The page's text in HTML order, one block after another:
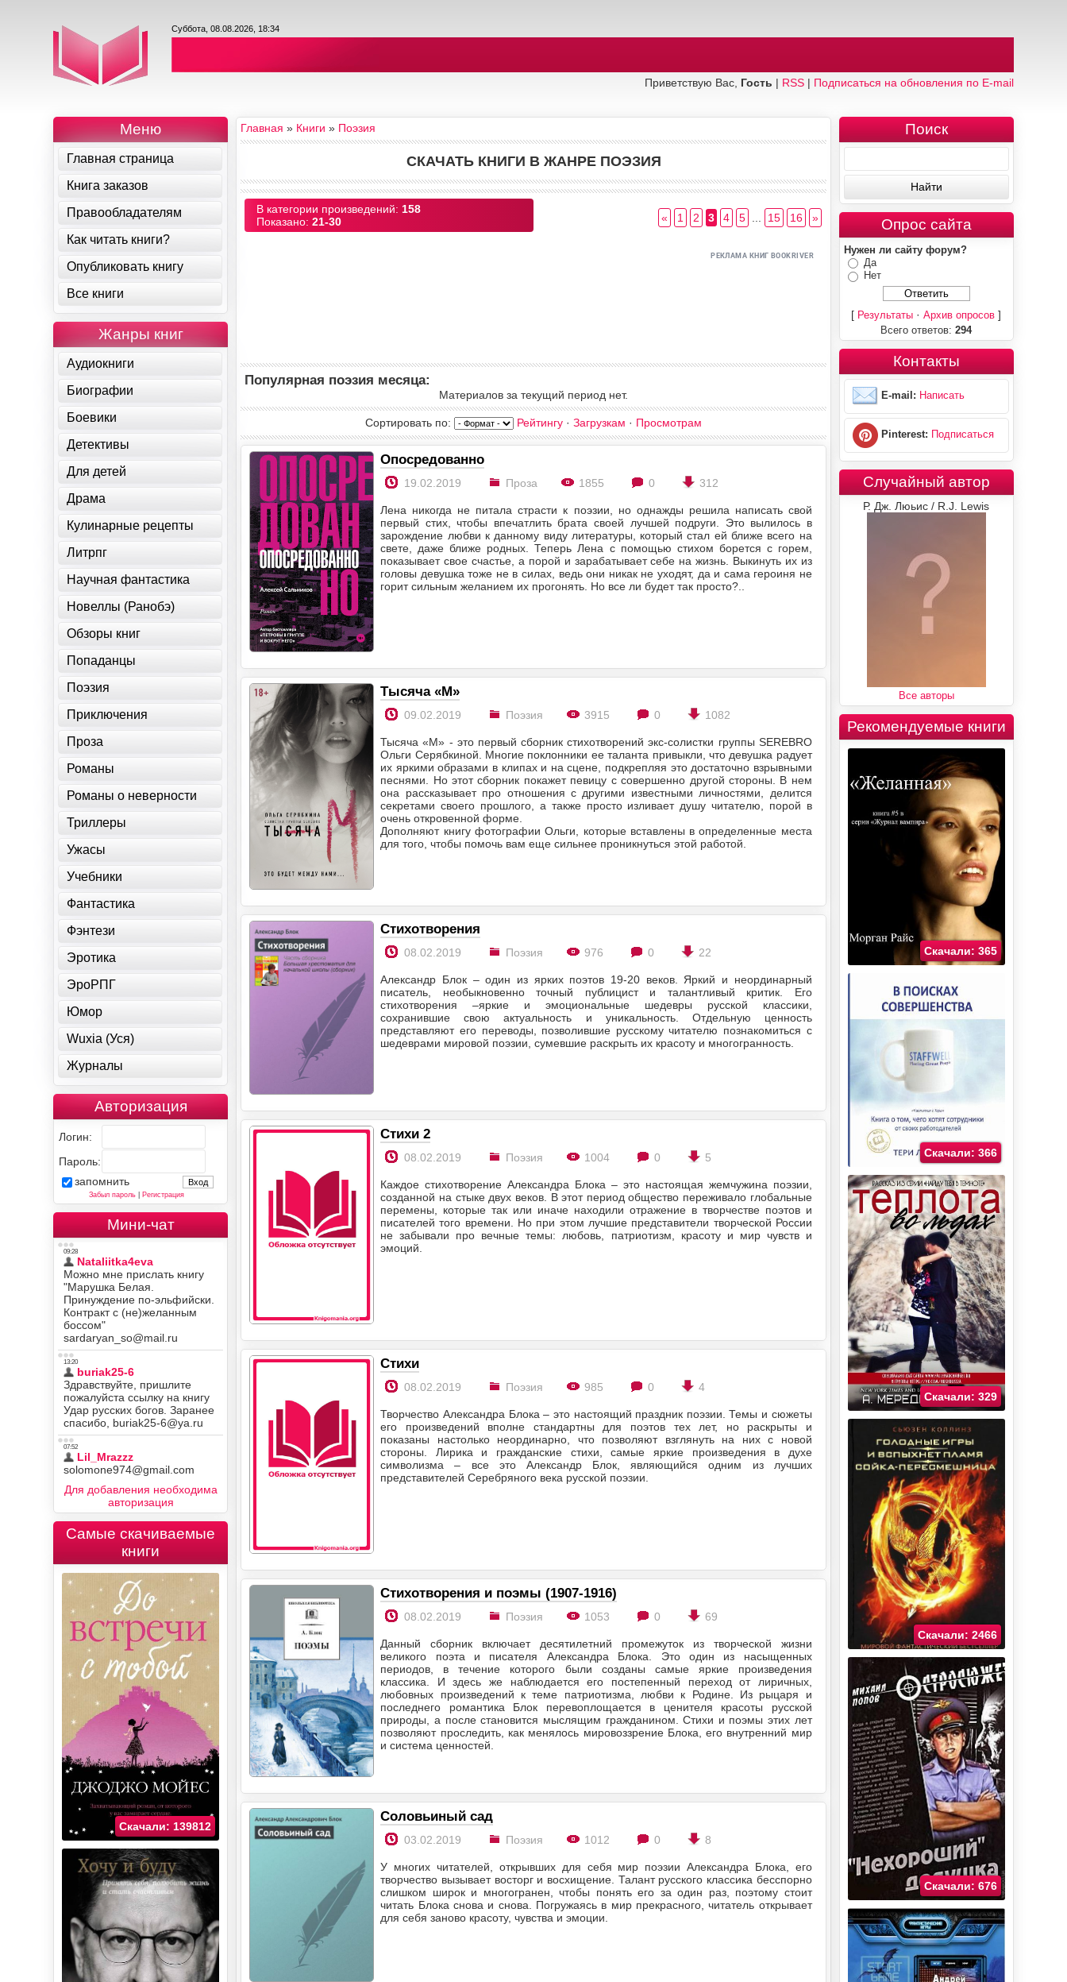
Суббота, 08.08.2026, 18:34
Приветствую Вас, Гость | RSS| Подписаться на обновления по E-mail
Главная » Книги » Поэзия
СКАЧАТЬ КНИГИ В ЖАНРЕ ПОЭЗИЯ
В категории произведений: 158
Показано:21-30 « 1 2 3 4 5 15 16 »
Популярная поэзия месяца:
Материалов за текущий период нет.
Сортировать по: Рейтингу · Загрузкам · Просмотрам
Опосредованно
19.02.2019 Проза 1855 0 312
Лена никогда не питала страсти к поэзии, но однажды решила написать свой
первый стих, чтобы впечатлить брата своей лучшей подруги. Это вылилось в
зарождение любви к данному виду литературы, который стал ей ближе всего на
свете, даже ближе родных. Теперь Лена с помощью стихом борется с горем,
показывает свое счастье, а порой и зарабатывает себе на жизнь. Выкинуть их из
головы девушка тоже не в силах, ведь они никак не уходят, да и сама героиня не
горит сильным желанием их прогонять. Но все ли будет так просто?..
Тысяча «М»
09.02.2019 Поэзия 3915 0 1082
Тысяча «M» - это первый сборник стихотворений экс-солистки группы SEREBRO
Ольги Серябкиной. Многие поклонники ее таланта привыкли, что девушка радует
их яркими образами в клипах и на сцене, подкрепляя это достаточно взрывными
песнями. Но этот сборник покажет певицу с совершенно другой стороны. В нем
она рассказывает про отношения с другими известными личностями, делится
секретами своего прошлого, а также просто изливает душу читателю, порой в
очень откровенной форме.
Дополняют книгу фотографии Ольги, которые вставлены в определенные места
для того, чтобы помочь вам еще сильнее проникнуться этой работой.
Стихотворения
08.02.2019 Поэзия 976 0 22
Александр Блок – один из ярких поэтов 19-20 веков. Яркий и неординарный
писатель, необыкновенно точный публицист и талантливый критик. Его
стихотворения –яркие и эмоциональные шедевры русской классики,
сохранившие свою актуальность и уникальность. Отдельную ценность
представляют его переводы, позволившие русскому читателю познакомиться с
шедеврами мировой поэзии, сумевшие раскрыть их красоту и многогранность.
Стихи 2
08.02.2019 Поэзия 1004 0 5
Каждое стихотворение Александра Блока – это настоящая жемчужина поэзии,
созданной на стыке двух веков. В этот период общество переживало глобальные
перемены, которые так или иначе находили отражение в творчестве поэтов и
писателей того времени. Но при этом лучшие представители творческой России
не забывали про вечные темы: любовь, патриотизм, красоту и мир чувств и
эмоций.
Стихи
08.02.2019 Поэзия 985 0 4
Творчество Александра Блока – это настоящий праздник поэзии. Темы и сюжеты
его произведений вполне стандартны для поэтов тех лет, но раскрыты и
показаны настолько неординарно, что позволяют взглянуть на них с новой
стороны. Лирика и гражданские стихи, самые яркие произведения в духе
символизма – все это Александр Блок, являющийся одним из лучших
представителей Серебряного века русской поэзии.
Стихотворения и поэмы (1907-1916)
08.02.2019 Поэзия 1053 0 69
Данный сборник включает десятилетний промежуток из творческой жизни
великого поэта и писателя Александра Блока. Это один из насыщенных
периодов, в течение которого были созданы самые яркие произведения
классика. И здесь же наблюдается его постепенный переход от лиричных,
любовных произведений к теме патриотизма, любви к Родине. Из рыцаря и
последнего романтика Блок перевоплощается в ценителя красоты русской
природы, а после становится мыслящим гражданином. Стихи и поэмы этих лет
позволяют проследить, как менялось мировоззрение Блока, его внутренний мир
и система ценностей.
Соловьиный сад
03.02.2019 Поэзия 1012 0 8
У многих читателей, открывших для себя мир поэзии Александра Блока, его
творчество вызывает восторг и восхищение. Талант русского классика бесспорно
слишком широк и многогранен, чтобы понять его за один раз, поэтому стоит
читать Блока снова и снова. Погружаясь в мир прекрасного, читатель открывает
для себя заново красоту, чувства и эмоции.
Меню
Главная страница
Книга заказов
Правообладателям
Как читать книги?
Опубликовать книгу
Все книги
Жанры книг
Аудиокниги
Биографии
Боевики
Детективы
Для детей
Драма
Кулинарные рецепты
Литрпг
Научная фантастика
Новеллы (Ранобэ)
Обзоры книг
Попаданцы
Поэзия
Приключения
Проза
Романы
Романы о неверности
Триллеры
Ужасы
Учебники
Фантастика
Фэнтези
Эротика
ЭроРПГ
Юмор
Wuxia (Уся)
Журналы
Авторизация
Логин:
Пароль:
запомнить
Забыл пароль| Регистрация
Мини-чат
Для добавления необходима
авторизация
Самые скачиваемые
книги
Скачали: 139812
Поиск
Опрос сайта
Нужен ли сайту форум?
Да
Нет
[ Результаты ·Архив опросов ]
Всего ответов:294
Контакты
E-mail: Написать
Pinterest: Подписаться
Случайный автор
Р. Дж. Люьис / R.J. Lewis
Все авторы
Рекомендуемые книги
Скачали: 365
Скачали: 366
Скачали: 329
Скачали: 2466
Скачали: 676